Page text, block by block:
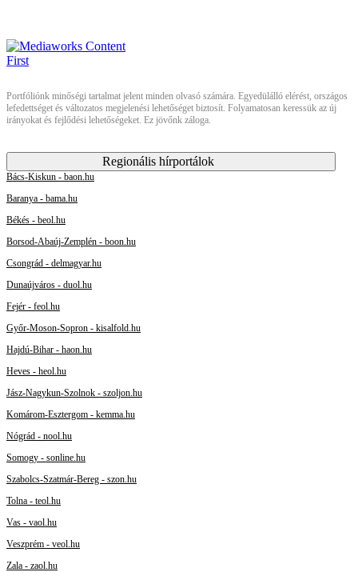
Portfóliónk minőségi tartalmat jelent minden olvasó számára. Egyedülálló elérést, országos
lefedettséget és változatos megjelenési lehetőséget biztosít. Folyamatosan keressük az új
irányokat és fejlődési lehetőségeket. Ez jövőnk záloga.
Regionális hírportálok
Bács-Kiskun - baon.hu
Baranya - bama.hu
Békés - beol.hu
Borsod-Abaúj-Zemplén - boon.hu
Csongrád - delmagyar.hu
Dunaújváros - duol.hu
Fejér - feol.hu
Győr-Moson-Sopron - kisalfold.hu
Hajdú-Bihar - haon.hu
Heves - heol.hu
Jász-Nagykun-Szolnok - szoljon.hu
Komárom-Esztergom - kemma.hu
Nógrád - nool.hu
Somogy - sonline.hu
Szabolcs-Szatmár-Bereg - szon.hu
Tolna - teol.hu
Vas - vaol.hu
Veszprém - veol.hu
Zala - zaol.hu